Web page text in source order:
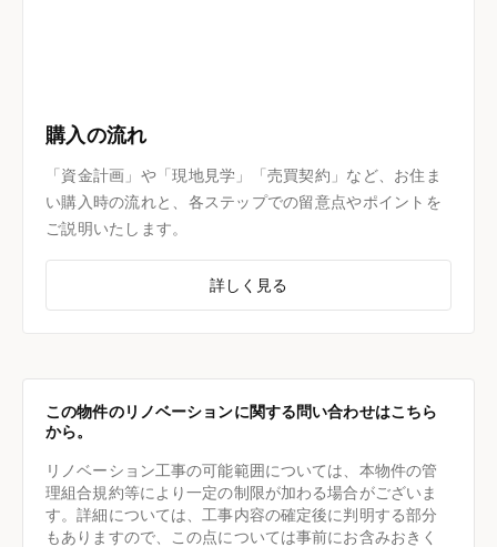
購入の流れ
「資金計画」や「現地見学」「売買契約」など、お住ま
い購入時の流れと、各ステップでの留意点やポイントを
ご説明いたします。
詳しく見る
この物件のリノベーションに関する問い合わせはこちら
から。
リノベーション工事の可能範囲については、本物件の管
理組合規約等により一定の制限が加わる場合がございま
す。詳細については、工事内容の確定後に判明する部分
もありますので、この点については事前にお含みおきく